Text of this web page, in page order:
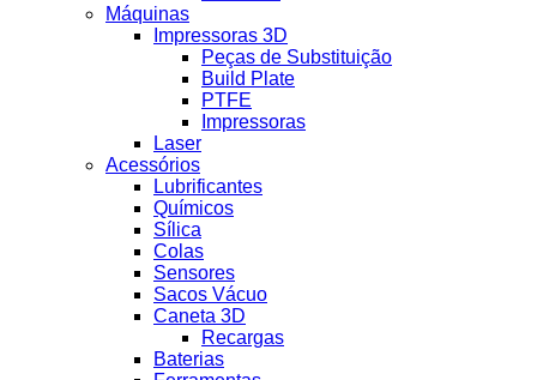
Máquinas
Impressoras 3D
Peças de Substituição
Build Plate
PTFE
Impressoras
Laser
Acessórios
Lubrificantes
Químicos
Sílica
Colas
Sensores
Sacos Vácuo
Caneta 3D
Recargas
Baterias